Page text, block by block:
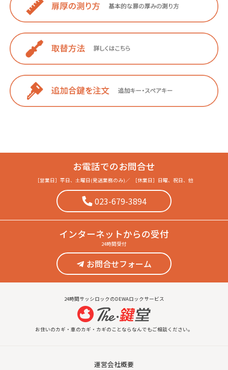
お電話でのお問合せ
［営業日］ 平日、土曜日(発送業務のみ) ／ ［休業日］ 日曜、祝日、他
023-679-3894
インターネットからの受付
24時間受付
お問合せフォーム
24時間サッシロックのDEWAロックサービス
お住いのカギ・車のカギ・カギのことならなんでもご相談ください。
運営会社概要